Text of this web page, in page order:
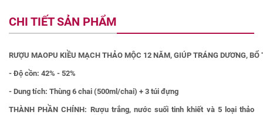
CHI TIẾT SẢN PHẨM
RƯỢU MAOPU KIỀU MẠCH THẢO MỘC 12 NĂM, GIÚP TRÁNG DƯƠNG,
- Độ cồn: 42% - 52%
- Dung tích: Thùng 6 chai (500ml/chai) + 3 túi đựng
THÀNH PHẦN CHÍNH: Rượu trắng, nước suối tinh khiết và 5 loại thảo